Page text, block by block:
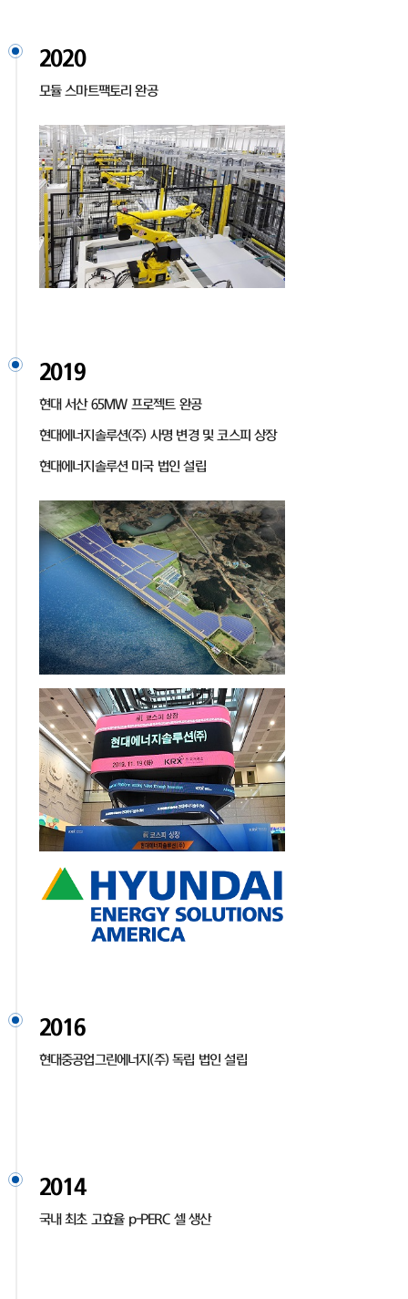
2020
모듈 스마트팩토리 완공
2019
현대 서산 65MW 프로젝트 완공
현대에너지솔루션(주) 사명 변경 및 코스피 상장
현대에너지솔루션 미국 법인 설립
2016
현대중공업그린에너지(주) 독립 법인 설립
2014
국내 최초 고효율 p-PERC 셀 생산